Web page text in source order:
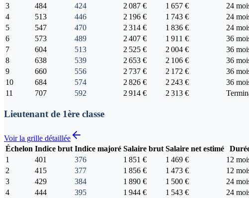
3
484 424 2 087 € 1 657 €
24
4
513 446 2 196 € 1 743 €
24
5
547 470 2 314 € 1 836 €
24
6
573 489 2 407 € 1 911 €
36
7
604 513 2 525 € 2 004 €
36
8
638 539 2 653 € 2 106 €
36
9
660 556 2 737 € 2 172 €
36
10
684 574 2 826 € 2 243 €
36
11
707 592 2 914 € 2 313 €
Lieutenant de 1ère classe
Voir la grille détaillée
Échelon Indice brut Indice majoré Salaire brut Salaire net estimé
1
401 376 1 851 € 1 469 €
12
2
415 377 1 856 € 1 473 €
12
3
429 384 1 890 € 1 500 €
24
4
444 395 1 944 € 1 543 €
24